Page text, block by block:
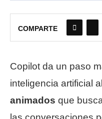
COMPARTE
Copilot da un paso
inteligencia artificial
animados que